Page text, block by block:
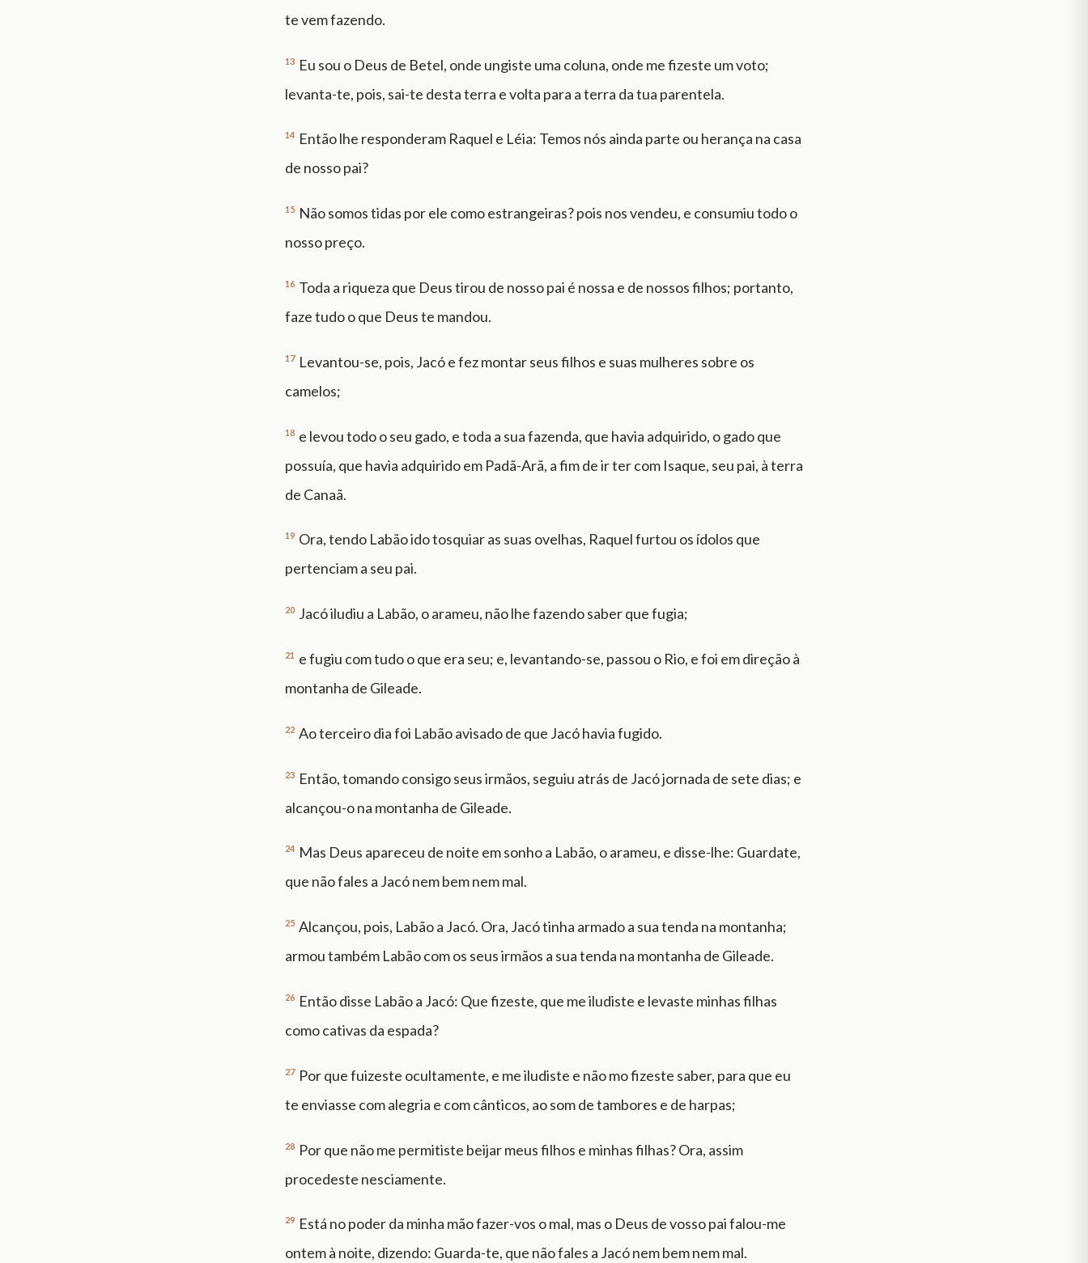
te vem fazendo.
13 Eu sou o Deus de Betel, onde ungiste uma coluna, onde me fizeste um voto;
levanta-te, pois, sai-te desta terra e volta para a terra da tua parentela.
14 Então lhe responderam Raquel e Léia: Temos nós ainda parte ou herança na casa
de nosso pai?
15 Não somos tidas por ele como estrangeiras? pois nos vendeu, e consumiu todo o
nosso preço.
16 Toda a riqueza que Deus tirou de nosso pai é nossa e de nossos filhos; portanto,
faze tudo o que Deus te mandou.
17 Levantou-se, pois, Jacó e fez montar seus filhos e suas mulheres sobre os
camelos;
18 e levou todo o seu gado, e toda a sua fazenda, que havia adquirido, o gado que
possuía, que havia adquirido em Padã-Arã, a fim de ir ter com Isaque, seu pai, à terra
de Canaã.
19 Ora, tendo Labão ido tosquiar as suas ovelhas, Raquel furtou os ídolos que
pertenciam a seu pai.
20 Jacó iludiu a Labão, o arameu, não lhe fazendo saber que fugia;
21 e fugiu com tudo o que era seu; e, levantando-se, passou o Rio, e foi em direção à
montanha de Gileade.
22 Ao terceiro dia foi Labão avisado de que Jacó havia fugido.
23 Então, tomando consigo seus irmãos, seguiu atrás de Jacó jornada de sete dias; e
alcançou-o na montanha de Gileade.
24 Mas Deus apareceu de noite em sonho a Labão, o arameu, e disse-lhe: Guardate,
que não fales a Jacó nem bem nem mal.
25 Alcançou, pois, Labão a Jacó. Ora, Jacó tinha armado a sua tenda na montanha;
armou também Labão com os seus irmãos a sua tenda na montanha de Gileade.
26 Então disse Labão a Jacó: Que fizeste, que me iludiste e levaste minhas filhas
como cativas da espada?
27 Por que fuizeste ocultamente, e me iludiste e não mo fizeste saber, para que eu
te enviasse com alegria e com cânticos, ao som de tambores e de harpas;
28 Por que não me permitiste beijar meus filhos e minhas filhas? Ora, assim
procedeste nesciamente.
29 Está no poder da minha mão fazer-vos o mal, mas o Deus de vosso pai falou-me
ontem à noite, dizendo: Guarda-te, que não fales a Jacó nem bem nem mal.